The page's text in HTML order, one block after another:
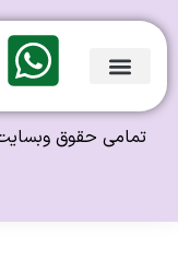
حقوق وبسایت